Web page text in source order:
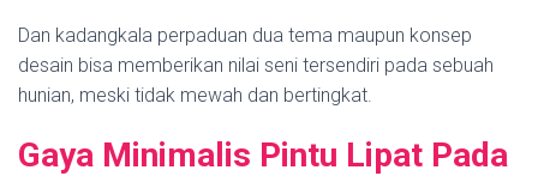
Dan kadangkala perpaduan dua tema maupun konsep
desain bisa memberikan nilai seni tersendiri pada sebuah
hunian, meski tidak mewah dan bertingkat.
Gaya Minimalis Pintu Lipat Pada